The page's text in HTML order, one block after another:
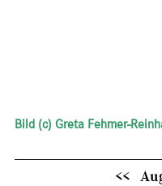
Bild (c) Greta Fehmer-
<<